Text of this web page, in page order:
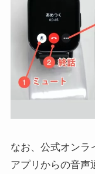
なお、公式オンラ
アプリからの音声